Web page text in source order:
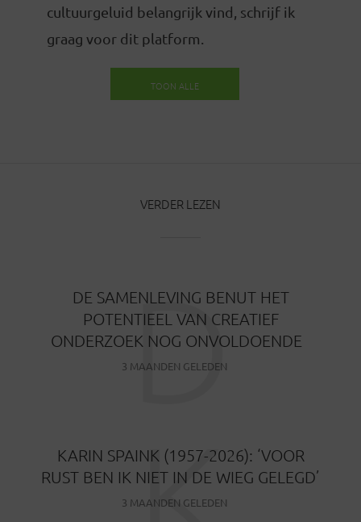
cultuurgeluid belangrijk vind, schrijf ik
graag voor dit platform.
TOON ALLE
VERDER LEZEN
DE SAMENLEVING BENUT HET
POTENTIEEL VAN CREATIEF
ONDERZOEK NOG ONVOLDOENDE
3 MAANDEN GELEDEN
D
KARIN SPAINK (1957-2026): ‘VOOR
RUST BEN IK NIET IN DE WIEG GELEGD’
3 MAANDEN GELEDEN